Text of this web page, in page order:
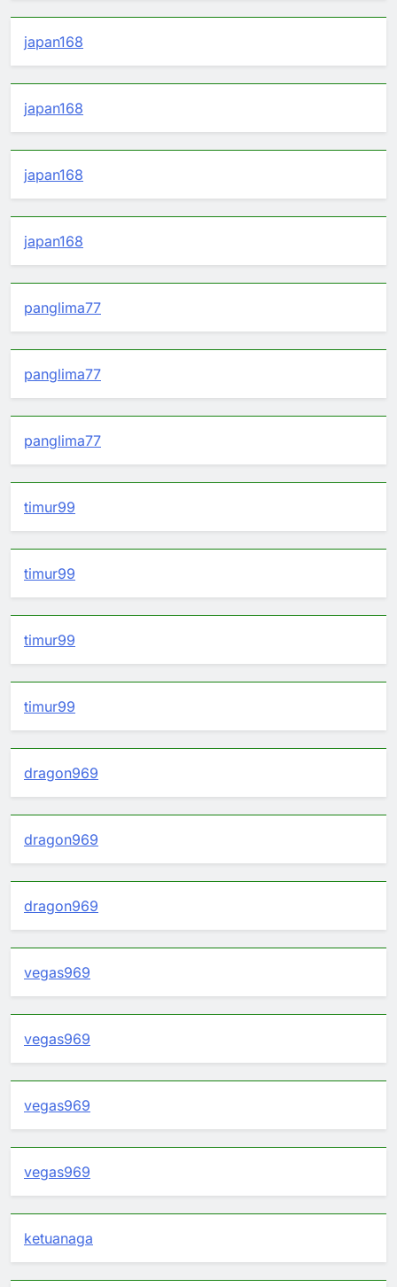
japan168
japan168
japan168
japan168
panglima77
panglima77
panglima77
timur99
timur99
timur99
timur99
dragon969
dragon969
dragon969
vegas969
vegas969
vegas969
vegas969
ketuanaga